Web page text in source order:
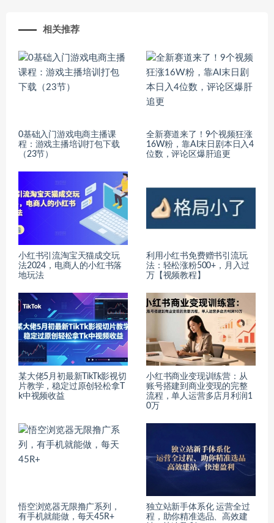
相关推荐
0基础入门游戏电商主播课
程：游戏主播培训打包下载
（23节）
全新赛道来了！9个视频狂涨
16W粉，靠AI末日剧本日入4
位数，评论区爆肝追更
小红书引流淘宝天猫成交玩
法2024，电商人的小红书落
地玩法
利用小红书免费赠书引流玩
法：轻松涨粉500+，月入过
万【视频教程】
某大佬5月初最新TikTk影视切
片教学，稳定过原创轻松拿T
k中视频收益
小红书商业变现训练营：从
账号搭建到商业变现的完整
流程，单人运营多店月利润1
0万
悟空浏览器无限撸广系列，
有手机就能做，每天45R+
独立站新手体系化 运营全过
程，助你精准选品、高效建